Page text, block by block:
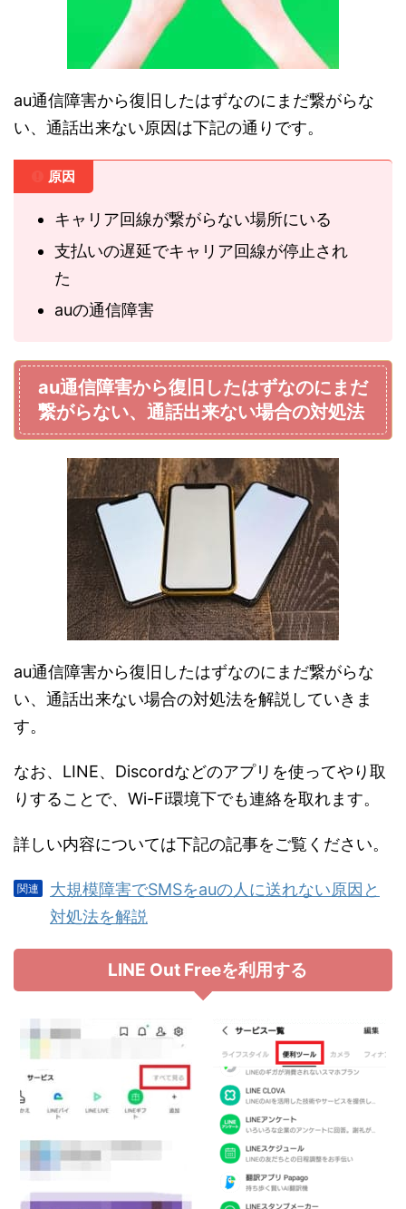
au通信障害から復旧したはずなのにまだ繋がらな
い、通話出来ない原因は下記の通りです。
原因
キャリア回線が繋がらない場所にいる
支払いの遅延でキャリア回線が停止され
た
auの通信障害
au通信障害から復旧したはずなのにまだ
繋がらない、通話出来ない場合の対処法
au通信障害から復旧したはずなのにまだ繋がらな
い、通話出来ない場合の対処法を解説していきま
す。
なお、LINE、Discordなどのアプリを使ってやり取
りすることで、Wi-Fi環境下でも連絡を取れます。
詳しい内容については下記の記事をご覧ください。
大規模障害でSMSをauの人に送れない原因と
対処法を解説
LINE Out Freeを利用する